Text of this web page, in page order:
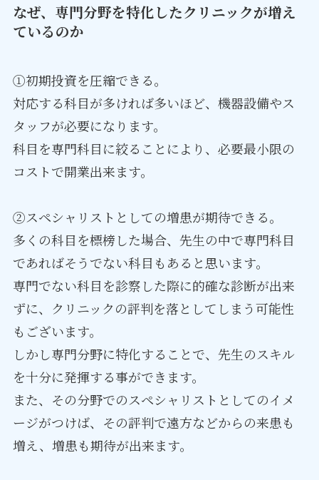
なぜ、専門分野を特化したクリニックが増え
ているのか
①初期投資を圧縮できる。
対応する科目が多ければ多いほど、機器設備やス
タッフが必要になります。
科目を専門科目に絞ることにより、必要最小限の
コストで開業出来ます。
②スペシャリストとしての増患が期待できる。
多くの科目を標榜した場合、先生の中で専門科目
であればそうでない科目もあると思います。
専門でない科目を診察した際に的確な診断が出来
ずに、クリニックの評判を落としてしまう可能性
もございます。
しかし専門分野に特化することで、先生のスキル
を十分に発揮する事ができます。
また、その分野でのスペシャリストとしてのイメ
ージがつけば、その評判で遠方などからの来患も
増え、増患も期待が出来ます。